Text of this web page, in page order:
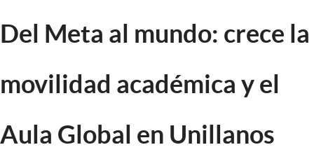
Del Meta al mundo: crece la
movilidad académica y el
Aula Global en Unillanos